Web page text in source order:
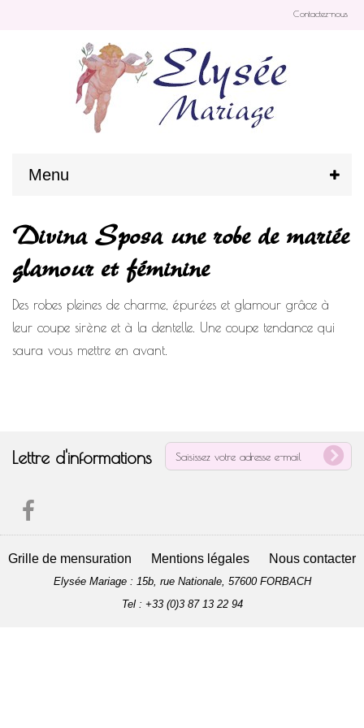
Contactez-nous
Menu
Divina Sposa une robe de mariée
glamour et féminine
Des robes pleines de charme, épurées et glamour grâce à
leur coupe sirène et à la dentelle. Une coupe tendance qui
saura vous mettre en avant.
Lettre d'informations
Grille de mensuration Mentions légales Nous contacter
Elysée Mariage : 15b, rue Nationale, 57600 FORBACH
Tel : +33 (0)3 87 13 22 94